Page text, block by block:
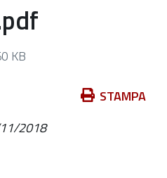
KB
STAMPA
2018